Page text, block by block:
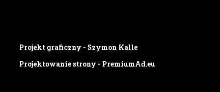
Projekt graficzny - Szymon Kalle
Projektowanie strony - PremiumAd.eu